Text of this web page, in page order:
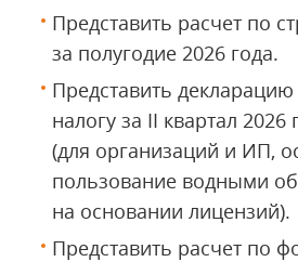
Представить расчет по
за полугодие 2026 года.
Представить
налогу за II квартал 2026
(для организаций и ИП,
пользование водными
на основании лицензий).
Представить расчет по